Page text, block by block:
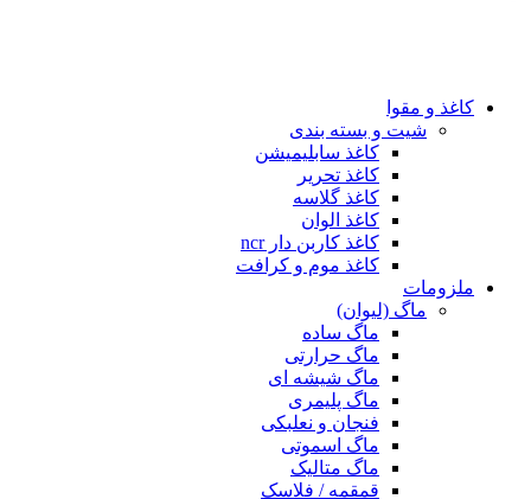
کاغذ و مقوا
شیت و بسته بندی
کاغذ سابلیمیشن
کاغذ تحریر
کاغذ گلاسه
کاغذ الوان
کاغذ کاربن دار ncr
کاغذ موم و کرافت
ملزومات
ماگ (لیوان)
ماگ ساده
ماگ حرارتی
ماگ شیشه ای
ماگ پلیمری
فنجان و نعلبکی
ماگ اسموتی
ماگ متالیک
قمقمه / فلاسک